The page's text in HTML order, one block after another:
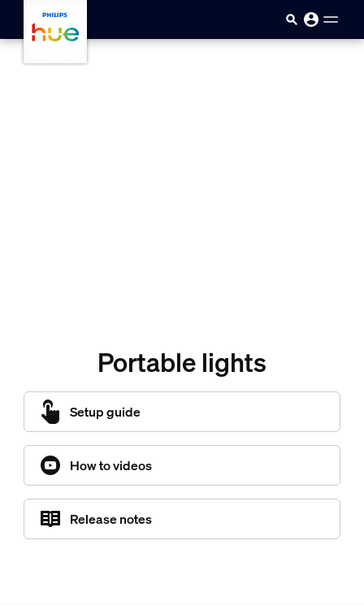
Portable lights
Setup guide
How to videos
Release notes